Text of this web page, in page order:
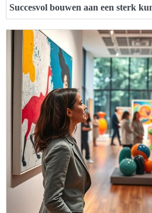
Succesvol bouwen aan een sterk